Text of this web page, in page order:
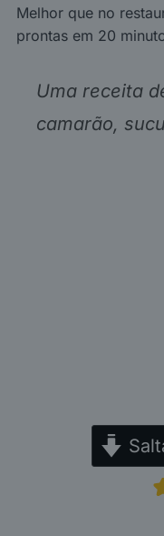
Melhor que no
prontas em 20
Uma receita
camarão,